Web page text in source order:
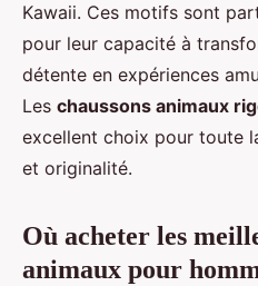
Kawaii. Ces motifs sont
pour leur capacité à
détente en expériences
Les chaussons animaux
excellent choix pour toute
et originalité.
Où acheter les
animaux pour